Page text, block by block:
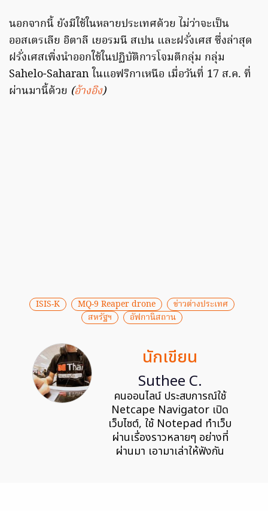
นอกจากนี้ ยังมีใช้ในหลายประเทศด้วย ไม่ว่าจะเป็น
ออสเตรเลีย อิตาลี เยอรมนี สเปน และฝรั่งเศส ซึ่งล่าสุด
ฝรั่งเศสเพิ่งนำออกใช้ในปฏิบัติการโจมตีกลุ่ม กลุ่ม
Sahelo-Saharan ในแอฟริกาเหนือ เมื่อวันที่ 17 ส.ค. ที่
ผ่านมานี้ด้วย (อ้างอิง)
ISIS-K MQ-9 Reaper drone
ข่าวต่างประเทศ
สหรัฐฯ
อัฟกานิสถาน
นักเขียน
Suthee C.
คนออนไลน์ ประสบการณ์ใช้
Netcape Navigator เปิด
เว็บไซต์, ใช้ Notepad ทำเว็บ
ผ่านเรื่องราวหลายๆ อย่างที่
ผ่านมา เอามาเล่าให้ฟังกัน